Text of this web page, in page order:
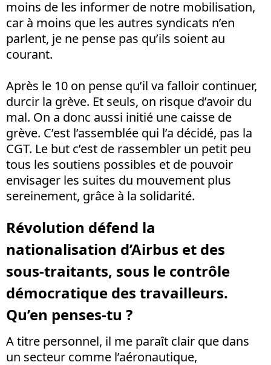
moins de les informer de notre mobilisation,
car à moins que les autres syndicats n’en
parlent, je ne pense pas qu’ils soient au
courant.
Après le 10 on pense qu’il va falloir continuer,
durcir la grève. Et seuls, on risque d’avoir du
mal. On a donc aussi initié une caisse de
grève. C’est l’assemblée qui l’a décidé, pas la
CGT. Le but c’est de rassembler un petit peu
tous les soutiens possibles et de pouvoir
envisager les suites du mouvement plus
sereinement, grâce à la solidarité.
Révolution défend la
nationalisation d’Airbus et des
sous-traitants, sous le contrôle
démocratique des travailleurs.
Qu’en penses-tu ?
A titre personnel, il me paraît clair que dans
un secteur comme l’aéronautique,